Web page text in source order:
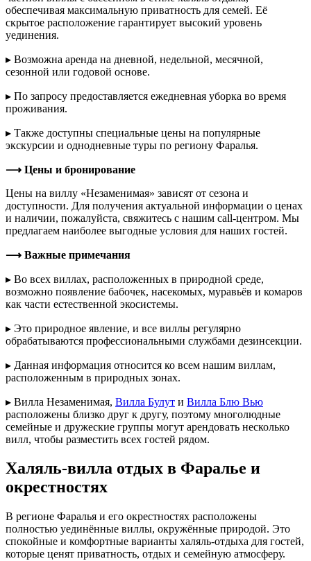
обеспечивая максимальную приватность для семей. Её
скрытое расположение гарантирует высокий уровень
уединения.
▸ Возможна аренда на дневной, недельной, месячной,
сезонной или годовой основе.
▸ По запросу предоставляется ежедневная уборка во время
проживания.
▸ Также доступны специальные цены на популярные
экскурсии и однодневные туры по региону Фаралья.
⟶ Цены и бронирование
Цены на виллу «Незаменимая» зависят от сезона и
доступности. Для получения актуальной информации о ценах
и наличии, пожалуйста, свяжитесь с нашим call-центром. Мы
предлагаем наиболее выгодные условия для наших гостей.
⟶ Важные примечания
▸ Во всех виллах, расположенных в природной среде,
возможно появление бабочек, насекомых, муравьёв и комаров
как части естественной экосистемы.
▸ Это природное явление, и все виллы регулярно
обрабатываются профессиональными службами дезинсекции.
▸ Данная информация относится ко всем нашим виллам,
расположенным в природных зонах.
▸ Вилла Незаменимая, Вилла Булут и Вилла Блю Вью
расположены близко друг к другу, поэтому многолюдные
семейные и дружеские группы могут арендовать несколько
вилл, чтобы разместить всех гостей рядом.
Халяль-вилла отдых в Фаралье и
окрестностях
В регионе Фаралья и его окрестностях расположены
полностью уединённые виллы, окружённые природой. Это
спокойные и комфортные варианты халяль-отдыха для гостей,
которые ценят приватность, отдых и семейную атмосферу.